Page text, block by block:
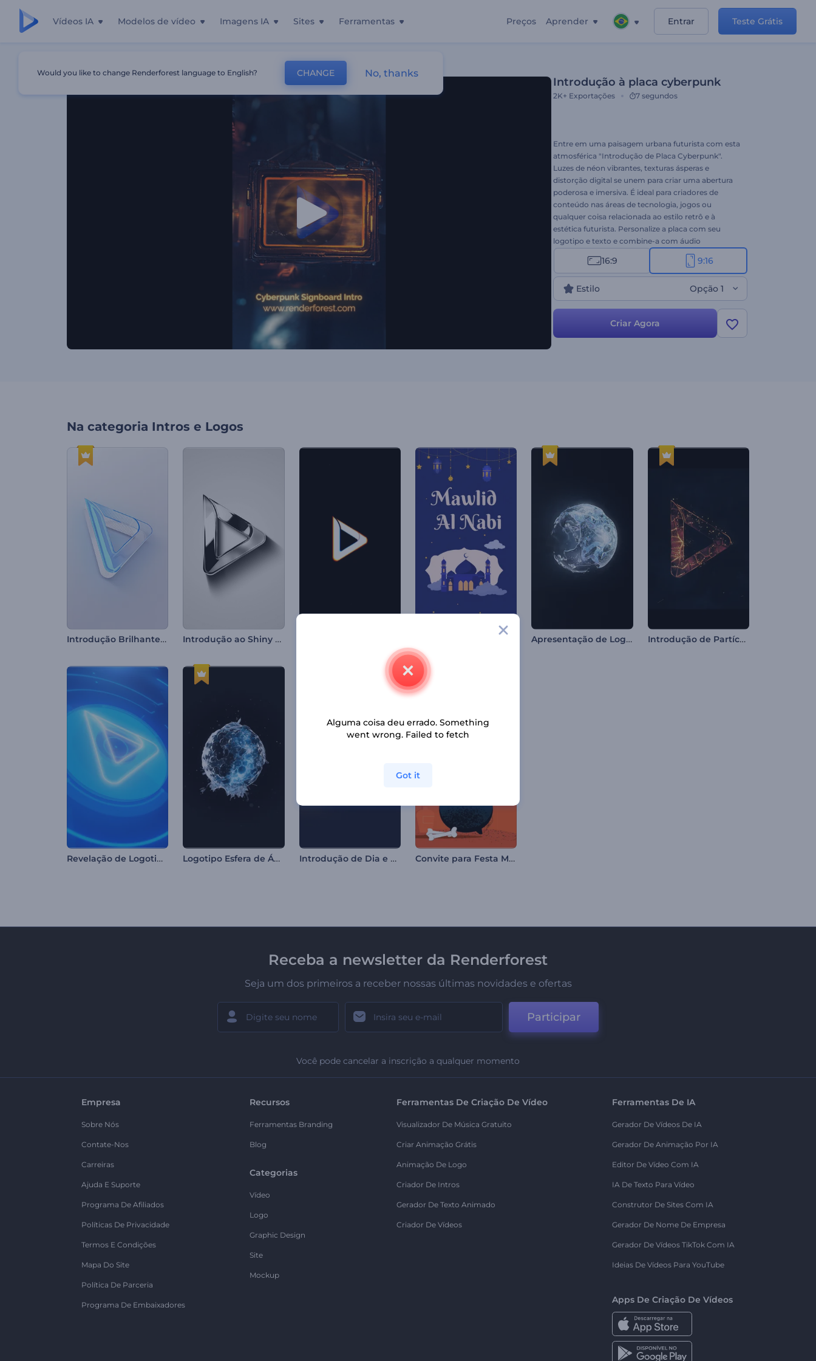
Vídeos IA Modelos de vídeo Imagens IA Sites Ferramentas Preços Aprender Entrar Teste Grátis
Introdução à placa cyberpunk
2K+ Exportações 7 segundos
Entre em uma paisagem urbana futurista com esta
atmosférica "Introdução de Placa Cyberpunk".
Luzes de néon vibrantes, texturas ásperas e
distorção digital se unem para criar uma abertura
poderosa e imersiva. É ideal para criadores de
conteúdo nas áreas de tecnologia, jogos ou
qualquer coisa relacionada ao estilo retrô e à
estética futurista. Personalize a placa com seu
logotipo e texto e combine-a com áudio
energético para obter o máximo impacto. Crie
agora e destaque-se com criatividade!
16:9 9:16
Estilo Opção 1
Criar Agora
Na categoria Intros e Logos
Introdução Brilhante e Limpa Introdução ao Shiny Chrome Apresentação de Logo - Fluido Circular Introdução de Partículas de Chamas Brilhantes
Revelação de Logotipo Digital Logotipo Esfera de Água em Movimento Introdução de Dia e Noite Convite para Festa Mágica de Halloween
Receba a newsletter da Renderforest
Seja um dos primeiros a receber nossas últimas novidades e ofertas
Participar
Você pode cancelar a inscrição a qualquer momento
Empresa
Sobre Nós
Contate-Nos
Carreiras
Ajuda E Suporte
Programa De Afiliados
Políticas De Privacidade
Termos E Condições
Mapa Do Site
Política De Parceria
Programa De Embaixadores
Recursos
Ferramentas Branding
Blog
Categorias
Vídeo
Logo
Graphic Design
Site
Mockup
Ferramentas De Criação De Vídeo
Visualizador De Música Gratuito
Criar Animação Grátis
Animação De Logo
Criador De Intros
Gerador De Texto Animado
Criador De Vídeos
Ferramentas De IA
Gerador De Vídeos De IA
Gerador De Animação Por IA
Editor De Vídeo Com IA
IA De Texto Para Vídeo
Construtor De Sites Com IA
Gerador De Nome De Empresa
Gerador De Vídeos TikTok Com IA
Ideias De Vídeos Para YouTube
Apps De Criação De Vídeos
Would you like to change Renderforest language to English? CHANGE No, thanks
Alguma coisa deu errado. Something
went wrong. Failed to fetch
Got it